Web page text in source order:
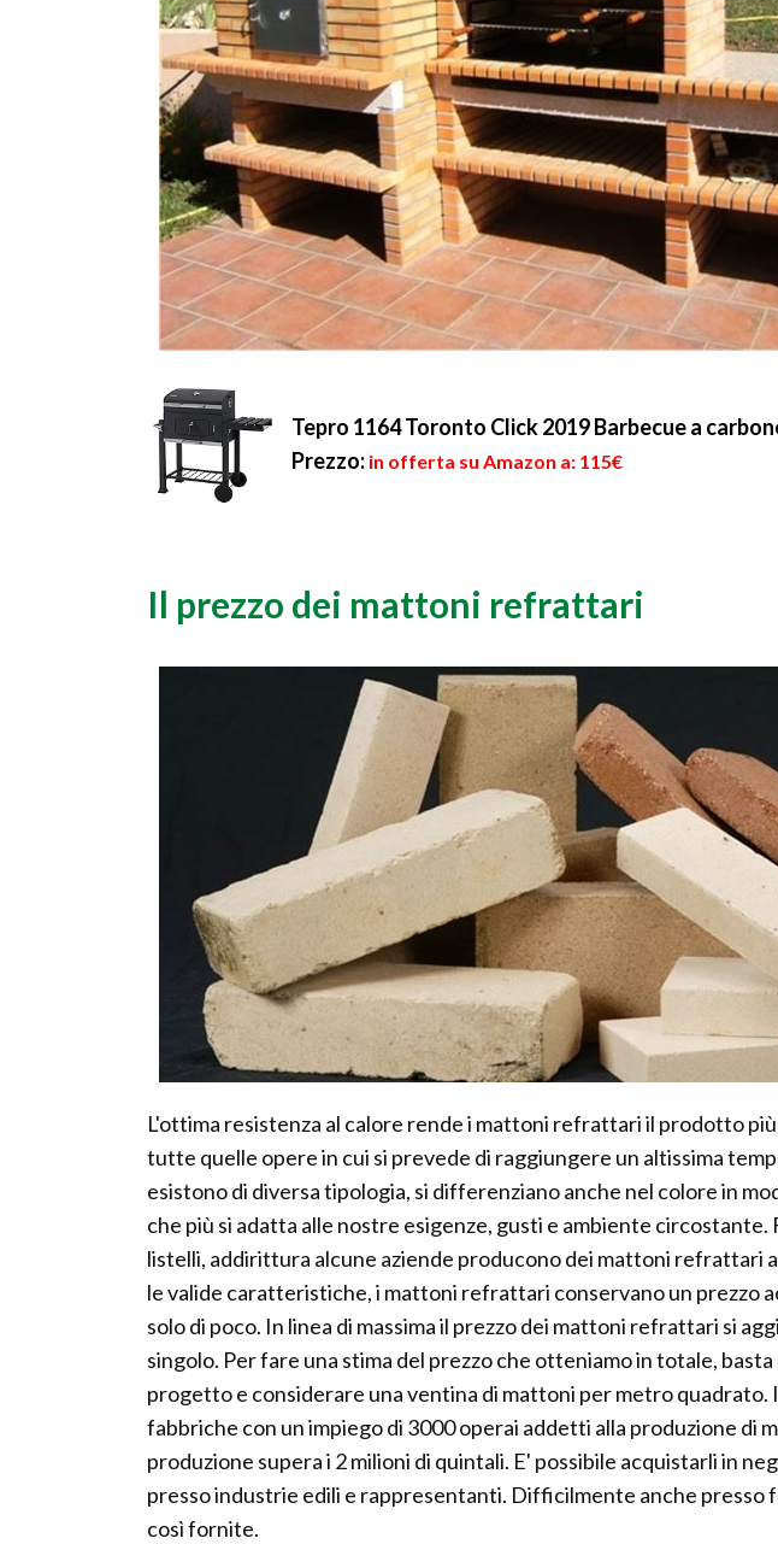
Tepro 1164 Toronto Click 2019 Barbecue a
Prezzo: in offerta su Amazon a: 115€
Il prezzo dei mattoni refrattari
L'ottima resistenza al calore rende i mattoni refrattari il prodotto
tutte quelle opere in cui si prevede di raggiungere un altissima
esistono di diversa tipologia, si differenziano anche nel colore in
che più si adatta alle nostre esigenze, gusti e ambiente circostante.
listelli, addirittura alcune aziende producono dei mattoni refrattari
le valide caratteristiche, i mattoni refrattari conservano un prezzo
solo di poco. In linea di massima il prezzo dei mattoni refrattari si
singolo. Per fare una stima del prezzo che otteniamo in totale,
progetto e considerare una ventina di mattoni per metro quadrato.
fabbriche con un impiego di 3000 operai addetti alla produzione di
produzione supera i 2 milioni di quintali. E' possibile acquistarli in
presso industrie edili e rappresentanti. Difficilmente anche presso
così fornite.